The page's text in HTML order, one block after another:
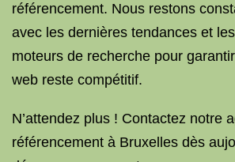
référencement. Nous restons
avec les dernières tendances et
moteurs de recherche pour
web reste compétitif.
N’attendez plus ! Contactez notre
référencement à Bruxelles dès